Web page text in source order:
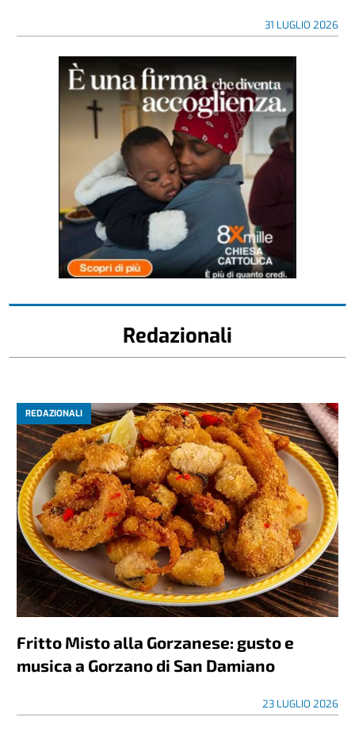
31 LUGLIO 2026
Redazionali
REDAZIONALI
Fritto Misto alla Gorzanese: gusto e
musica a Gorzano di San Damiano
23 LUGLIO 2026